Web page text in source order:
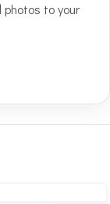
photos to your